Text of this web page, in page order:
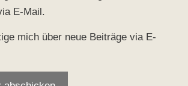
E-Mail.
mich über neue Beiträge via E-